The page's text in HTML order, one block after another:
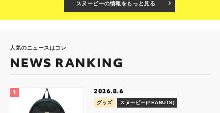
スヌーピーの情報をもっと見る
人気のニュースはコレ
NEWS RANKING
2026.8.6
グッズ スヌーピー(PEANUTS)